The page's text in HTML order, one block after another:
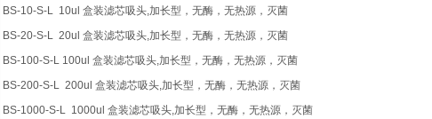
BS-10-S-L 10ul 盒装滤芯吸头,加长型，无酶，无热源，灭菌
BS-20-S-L 20ul 盒装滤芯吸头,加长型，无酶，无热源，灭菌
BS-100-S-L 100ul 盒装滤芯吸头,加长型，无酶，无热源，灭菌
BS-200-S-L 200ul 盒装滤芯吸头,加长型，无酶，无热源，灭菌
BS-1000-S-L 1000ul 盒装滤芯吸头,加长型，无酶，无热源，灭菌